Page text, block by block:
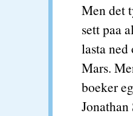
Men det
sett paa
lasta
Mars.
boeker